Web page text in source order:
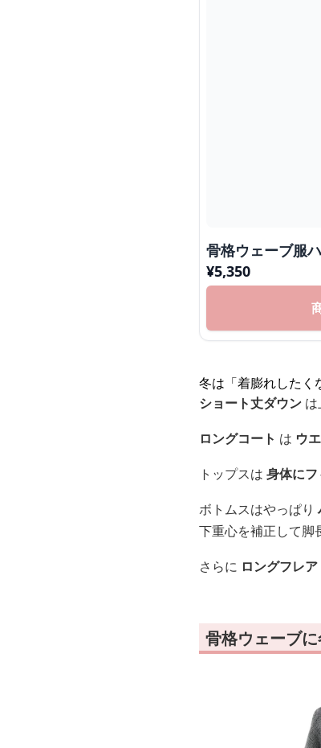
骨格ウェーブ服
¥5,350
冬は「着膨れしたく
ショート丈ダウン
ロングコート は ウ
トップスは 身体にフ
ボトムスはやっぱり
下重心を補正して脚
さらに ロングフレ
骨格ウェーブ